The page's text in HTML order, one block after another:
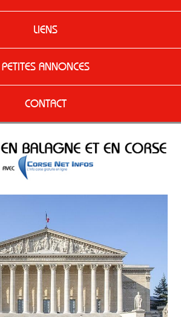
LIENS
PETITES ANNONCES
CONTACT